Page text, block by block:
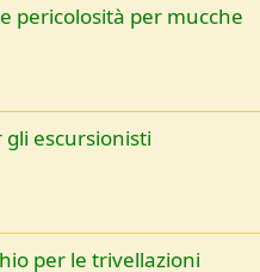
Ken-Peters-Kasatka-
pericolosità per mucche
gli escursionisti
per le trivellazioni